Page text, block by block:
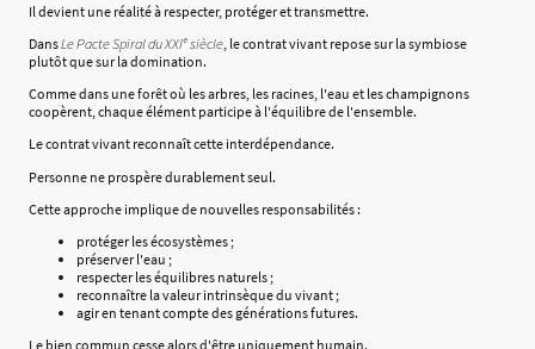
Il devient une réalité à respecter, protéger et transmettre.
DansLe Pacte Spiral du XXIᵉ siècle , le contrat vivant repose sur la symbiose
plutôt que sur la domination.
Comme dans une forêt où les arbres, les racines, l'eau et les champignons
coopèrent, chaque élément participe à l'équilibre de l'ensemble.
Le contrat vivant reconnaît cette interdépendance.
Personne ne prospère durablement seul.
Cette approche implique de nouvelles responsabilités :
protéger les écosystèmes ;
préserver l'eau ;
respecter les équilibres naturels ;
reconnaître la valeur intrinsèque du vivant ;
agir en tenant compte des générations futures.
Le bien commun cesse alors d'être uniquement humain.